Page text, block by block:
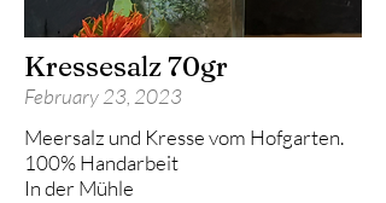
Kressesalz 70gr
February 23, 2023
Meersalz und Kresse vom Hofgarten.
100% Handarbeit
In der Mühle